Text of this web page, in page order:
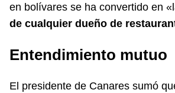
en bolívares se ha convertido en
de cualquier dueño de
Entendimiento mutuo
El presidente de Canares sumó